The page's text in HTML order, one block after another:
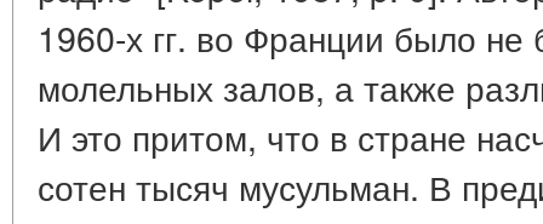
1960-х гг. во Франции было
молельных залов, а также
И это притом, что в стране
сотен тысяч мусульман. В